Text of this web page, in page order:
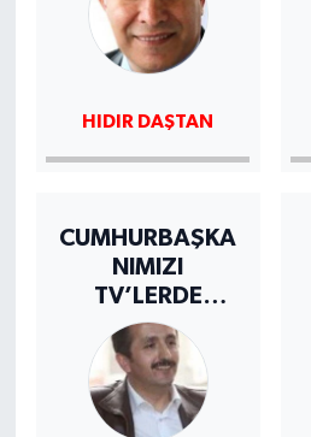
HIDIR DAŞTAN
CUMHURBAŞKA
NIMIZI
TV’LERDE
DİNLERKEN